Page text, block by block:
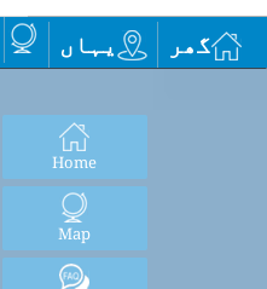
گھر یہاں
Home
Map